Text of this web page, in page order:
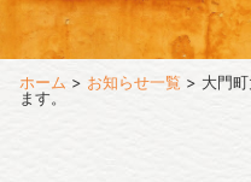
ホーム > お知らせ一覧 > 大門
ます。